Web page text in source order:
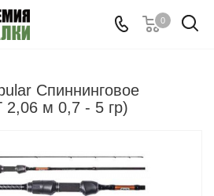
0
Спиннинговое
2,06 м 0,7 - 5 гр)